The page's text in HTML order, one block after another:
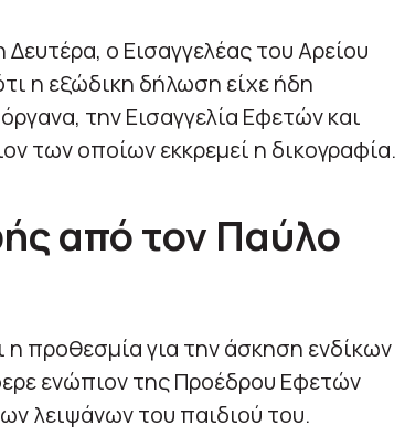
ο Εισαγγελέας του Αρείου
η εξώδικη δήλωση είχε ήδη
την Εισαγγελία Εφετών και
των οποίων εκκρεμεί η δικογραφία.
από τον Παύλο
η προθεσμία για την άσκηση ενδίκων
ενώπιον της Προέδρου Εφετών
λειψάνων του παιδιού του.